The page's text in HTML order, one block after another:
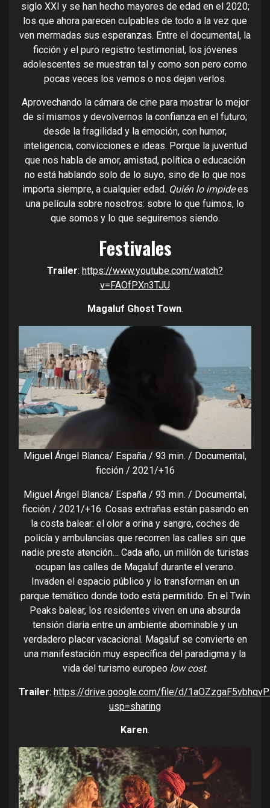
siglo XXI y se han hecho mayores de edad en el 2020;
los que ahora parecen culpables de todo a la vez que
ven mermadas sus esperanzas. Entre el documental, la
ficción y el puro registro testimonial, los jóvenes
adolescentes se muestran tal y como son pero como
pocas veces los vemos o nos dejan verlos.
Aprovechando la cámara de cine para mostrar lo mejor
de sí mismos y devolvernos la confianza en el futuro;
desde la fragilidad y la emoción, con humor,
inteligencia, convicciones e ideas. Porque la juventud
que nos habla de amor, amistad, política o educación
no está hablando solo de lo suyo, sino de lo que nos
importa siempre, a cualquier edad. Quién lo impidees
una película sobre nosotros: sobre lo que fuimos, lo
que somos y lo que seguiremos siendo.
Festivales
Trailer: https://www.youtube.com/watch?
v=FAOfPXn3TJU
Magaluf Ghost Town.
Miguel Ángel Blanca/ España / 93 min. / Documental,
ficción / 2021/+16
Miguel Ángel Blanca/ España / 93 min. / Documental,
ficción / 2021/+16. Cosas extrañas están pasando en
la costa balear: el olor a orina y sangre, coches de
policía y ambulancias que recorren las calles sin que
nadie preste atención… Cada año, un millón de turistas
ocupan las calles de Magaluf durante el verano.
Invaden el espacio público y lo transforman en un
parque temático donde todo está permitido. En el Twin
Peaks balear, los residentes viven en una absurda
tensión diaria entre un ambiente abominable y un
verdadero placer vacacional. Magaluf se convierte en
una manifestación muy específica del paradigma y la
vida del turismo europeo low cost.
Trailer: https://drive.google.com/file/d/
usp=sharing
Karen.